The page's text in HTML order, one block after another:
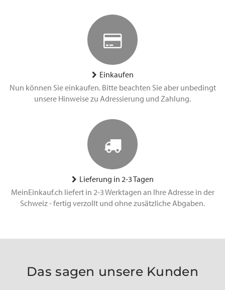
Einkaufen
Nun können Sie einkaufen. Bitte beachten Sie aber unbedingt
unsere Hinweise zu Adressierung und Zahlung.
Lieferung in 2-3 Tagen
MeinEinkauf.ch liefert in 2-3 Werktagen an Ihre Adresse in der
Schweiz - fertig verzollt und ohne zusätzliche Abgaben.
Das sagen unsere Kunden